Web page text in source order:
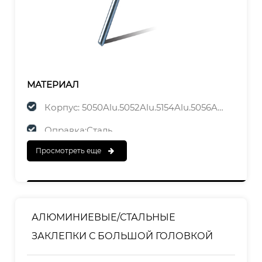
МАТЕРИАЛ
Корпус: 5050Alu.5052Alu.5154Alu.5056Alu
Оправка:Сталь
ЗАКАНЧИВАТЬ
Просмотреть еще
АЛЮМИНИЕВЫЕ/СТАЛЬНЫЕ
ЗАКЛЕПКИ С БОЛЬШОЙ ГОЛОВКОЙ